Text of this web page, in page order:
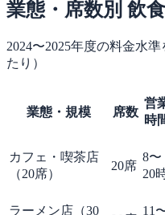
業態・席数別 飲
2024〜2025年度の料金水
たり）
業態・規模 席数
営
時
カフェ・喫茶店
（20席）
20席
8〜
20
ラーメン店（30
11